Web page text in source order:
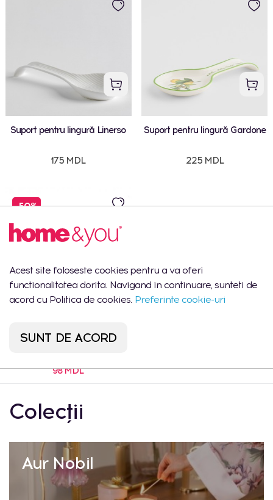
Suport pentru lingură Linerso
175 MDL
Suport pentru lingură Gardone
225 MDL
-50%
98 MDL
Colecții
Aur Nobil
Acest site foloseste cookies pentru a va oferi
functionalitatea dorita. Navigand in continuare, sunteti de
acord cu Politica de cookies. Preferinte cookie-uri
SUNT DE ACORD